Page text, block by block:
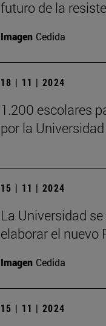
futuro de la
Imagen Cedida
18 | 11 | 2024
1.200 escolares
por la
15 | 11 | 2024
La Universidad
elaborar el nuevo
Imagen Cedida
15 | 11 | 2024